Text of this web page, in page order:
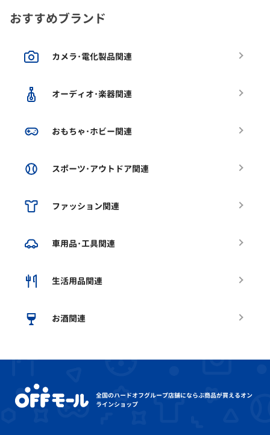
おすすめブランド
カメラ･電化製品関連
オーディオ･楽器関連
おもちゃ･ホビー関連
スポーツ･アウトドア関連
ファッション関連
車用品･工具関連
生活用品関連
お酒関連
全国のハードオフグループ店舗にならぶ商品が買えるオン
ラインショップ